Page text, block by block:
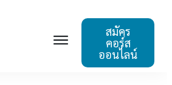
สมัคร
คอร์ส
ออนไลน์